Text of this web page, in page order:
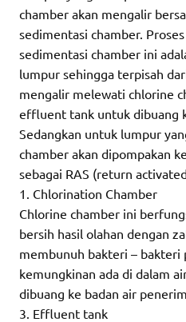
chamber akan mengalir
sedimentasi chamber.
sedimentasi chamber ini
lumpur sehingga terpisah
mengalir melewati chlorine
effluent tank untuk dibuang
Sedangkan untuk lumpur
chamber akan dipompakan
sebagai RAS (return
1. Chlorination Chamber
Chlorine chamber ini
bersih hasil olahan dengan
membunuh bakteri – bakteri
kemungkinan ada di dalam
dibuang ke badan air
3. Effluent tank